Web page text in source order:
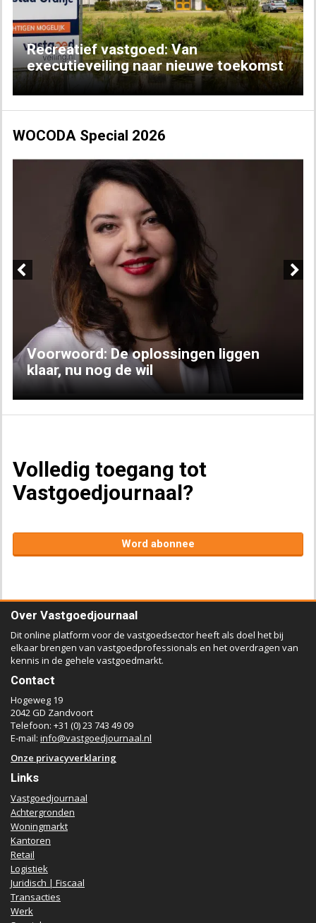
Recreatief vastgoed: Van
executieveiling naar nieuwe toekomst
WOCODA Special 2026
Voorwoord: De oplossingen liggen
klaar, nu nog de wil
Volledig toegang tot
Vastgoedjournaal?
Word abonnee
Over Vastgoedjournaal
Dit online platform voor de vastgoedsector heeft als doel het bij
elkaar brengen van vastgoedprofessionals en het overdragen van
kennis in de gehele vastgoedmarkt.
Contact
Hogeweg 19
2042 GD Zandvoort
Telefoon: +31 (0) 23 743 49 09
E-mail: info@vastgoedjournaal.nl
Onze privacyverklaring
Links
Vastgoedjournaal
Achtergronden
Woningmarkt
Kantoren
Retail
Logistiek
Juridisch | Fiscaal
Transacties
Werk